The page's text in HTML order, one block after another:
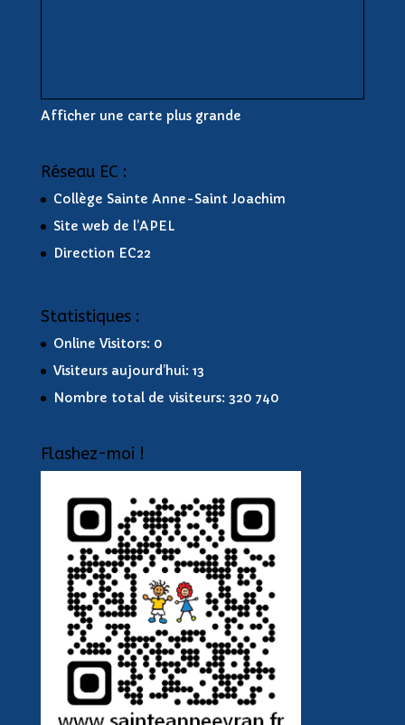
Afficher une carte plus grande
Réseau EC :
Collège Sainte Anne-Saint Joachim
Site web de l’APEL
Direction EC22
Statistiques :
Online Visitors: 0
Visiteurs aujourd’hui: 13
Nombre total de visiteurs: 320 740
Flashez-moi !